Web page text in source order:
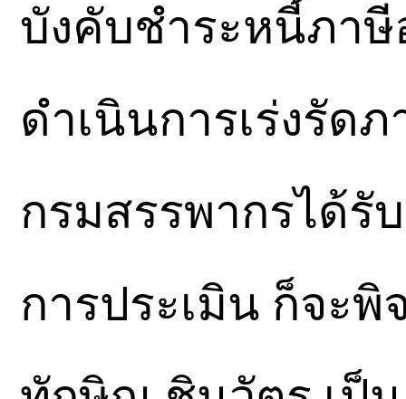
บังคับชำระหนี้ภาษี
ดำเนินการเร่งรัด
กรมสรรพากรได้รั
การประเมิน ก็จะ